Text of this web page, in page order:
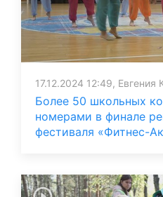
17.12.2024 12:49, Евгения
Более 50 школьных
номерами в финале
фестиваля «Фитнес-